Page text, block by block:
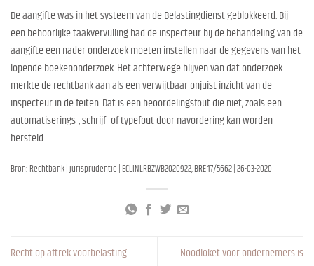
De aangifte was in het systeem van de Belastingdienst geblokkeerd. Bij
een behoorlijke taakvervulling had de inspecteur bij de behandeling van de
aangifte een nader onderzoek moeten instellen naar de gegevens van het
lopende boekenonderzoek. Het achterwege blijven van dat onderzoek
merkte de rechtbank aan als een verwijtbaar onjuist inzicht van de
inspecteur in de feiten. Dat is een beoordelingsfout die niet, zoals een
automatiserings-, schrijf- of typefout door navordering kan worden
hersteld.
Bron: Rechtbank | jurisprudentie | ECLINLRBZWB2020922, BRE 17/5662 | 26-03-2020
Recht op aftrek voorbelasting
Noodloket voor ondernemers is